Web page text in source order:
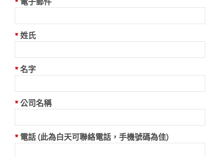
* 電子郵件
* 姓氏
* 名字
* 公司名稱
* 電話 (此為白天可聯絡電話，手機號碼為佳)